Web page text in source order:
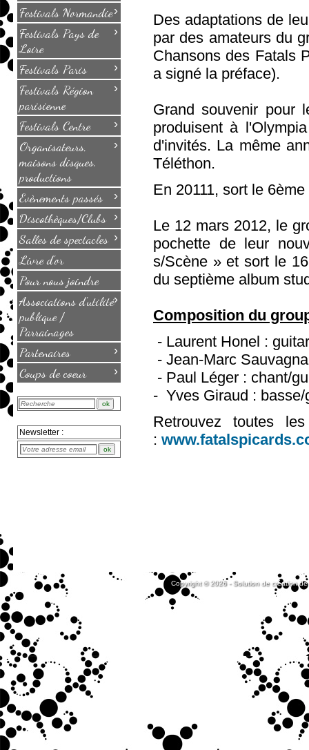
Festivals Normandie›
Festivals Pays de
Loire
›
Festivals Paris ›
Festivals Région
parisienne
›
Festivals Centre ›
Organisateurs,
maisons disques,
productions
›
Evènements passés ›
Discothèques/Clubs ›
Salles de spectacles ›
Livre d'or
Pour nous joindre
Associations d'utilité
publique /
Parrainages
›
Partenaires ›
Coups de coeur ›
Newsletter :
Des adaptations de
par des amateurs du
Chansons des Fatals
a signé la préface).
Grand souvenir pour
produisent à
d'invités. La même
Téléthon.
En 20111, sort le
Le 12 mars 2012, le
pochette de leur
s/Scène » et sort le
du septième album
Composition du
- Laurent Honel :
- Jean-Marc
- Paul Léger : chant/
- Yves Giraud : basse/
Retrouvez toutes
:
Copyright © 2026 - Solution de création